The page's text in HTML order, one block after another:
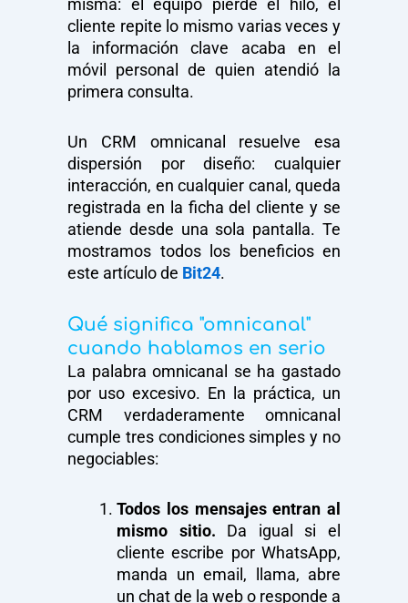
misma: el equipo pierde el hilo, el
cliente repite lo mismo varias veces y
la información clave acaba en el
móvil personal de quien atendió la
primera consulta.
Un CRM omnicanal resuelve esa
dispersión por diseño: cualquier
interacción, en cualquier canal, queda
registrada en la ficha del cliente y se
atiende desde una sola pantalla. Te
mostramos todos los beneficios en
este artículo de Bit24.
Qué significa "omnicanal"
cuando hablamos en serio
La palabra omnicanal se ha gastado
por uso excesivo. En la práctica, un
CRM verdaderamente omnicanal
cumple tres condiciones simples y no
negociables:
Todos los mensajes entran al
mismo sitio. Da igual si el
cliente escribe por WhatsApp,
manda un email, llama, abre
un chat de la web o responde a